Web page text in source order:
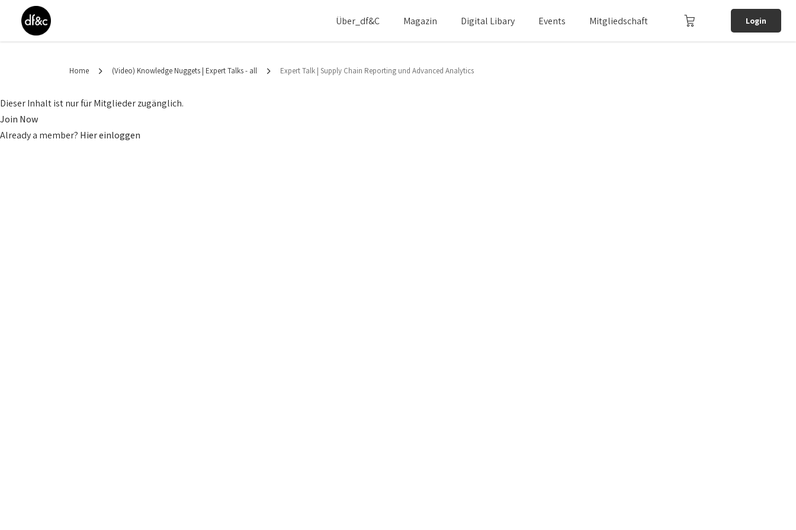
Über_df&c Magazin Digital Libary Events Mitgliedschaft Login
Home (Video) Knowledge Nuggets | Expert Talks - all Expert Talk | Supply Chain Reporting und Advanced Analytics
Dieser Inhalt ist nur für Mitglieder zugänglich.
Join Now
Already a member? Hier einloggen